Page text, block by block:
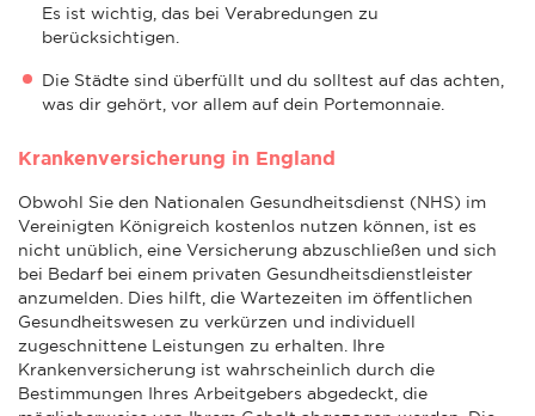
Es ist wichtig, das bei Verabredungen zu
berücksichtigen.
Die Städte sind überfüllt und du solltest auf das achten,
was dir gehört, vor allem auf dein Portemonnaie.
Krankenversicherung in England
Obwohl Sie den Nationalen Gesundheitsdienst (NHS) im
Vereinigten Königreich kostenlos nutzen können, ist es
nicht unüblich, eine Versicherung abzuschließen und sich
bei Bedarf bei einem privaten Gesundheitsdienstleister
anzumelden. Dies hilft, die Wartezeiten im öffentlichen
Gesundheitswesen zu verkürzen und individuell
zugeschnittene Leistungen zu erhalten. Ihre
Krankenversicherung ist wahrscheinlich durch die
Bestimmungen Ihres Arbeitgebers abgedeckt, die